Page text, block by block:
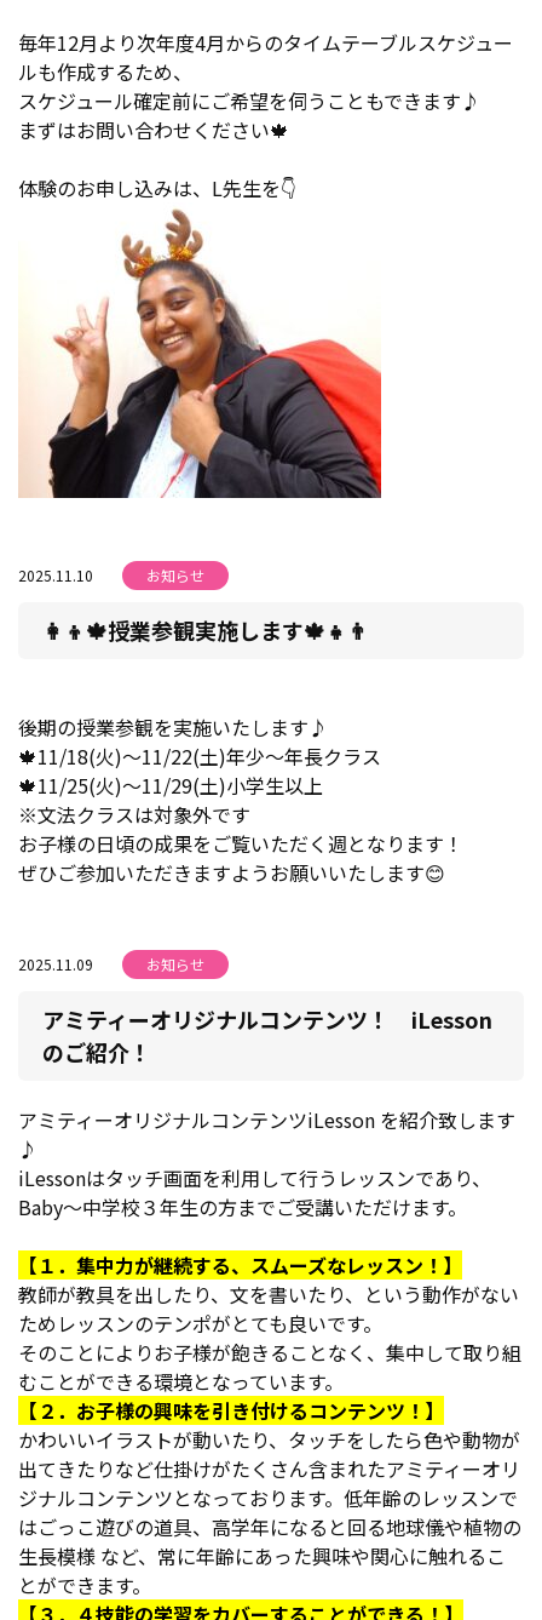
毎年12月より次年度4月からのタイムテーブルスケジュー
ルも作成するため、
スケジュール確定前にご希望を伺うこともできます♪
まずはお問い合わせください🍁
体験のお申し込みは、L先生を👇
2025.11.10 お知らせ
👩👦🍁授業参観実施します🍁👧👨
後期の授業参観を実施いたします♪
🍁11/18(火)～11/22(土)年少～年長クラス
🍁11/25(火)～11/29(土)小学生以上
※文法クラスは対象外です
お子様の日頃の成果をご覧いただく週となります！
ぜひご参加いただきますようお願いいたします😊
2025.11.09 お知らせ
アミティーオリジナルコンテンツ！ iLesson
のご紹介！
アミティーオリジナルコンテンツiLesson を紹介致します
♪
iLessonはタッチ画面を利用して行うレッスンであり、
Baby～中学校３年生の方までご受講いただけます。
【１．集中力が継続する、スムーズなレッスン！】
教師が教具を出したり、文を書いたり、という動作がない
ためレッスンのテンポがとても良いです。
そのことによりお子様が飽きることなく、集中して取り組
むことができる環境となっています。
【２．お子様の興味を引き付けるコンテンツ！】
かわいいイラストが動いたり、タッチをしたら色や動物が
出てきたりなど仕掛けがたくさん含まれたアミティーオリ
ジナルコンテンツとなっております。低年齢のレッスンで
はごっこ遊びの道具、高学年になると回る地球儀や植物の
生長模様 など、常に年齢にあった興味や関心に触れるこ
とができます。
【３．４技能の学習をカバーすることができる！】